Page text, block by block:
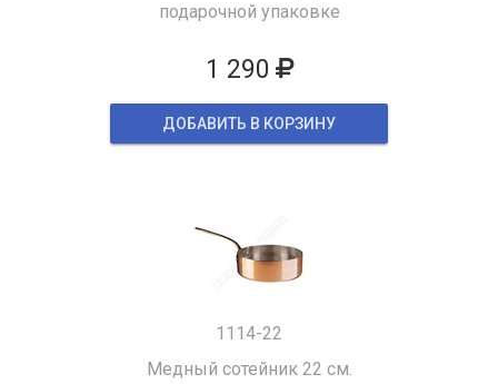
подарочной упаковке
1 290
ДОБАВИТЬ В КОРЗИНУ
1114-22
Медный сотейник 22 см.